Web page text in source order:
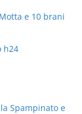
e 10 brani
h24
Spampinato e